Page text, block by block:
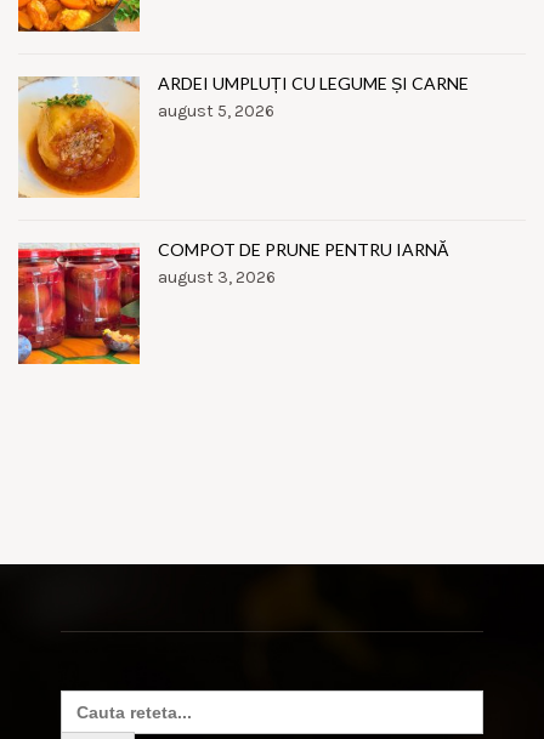
ARDEI UMPLUȚI CU LEGUME ȘI CARNE
august 5, 2026
COMPOT DE PRUNE PENTRU IARNĂ
august 3, 2026
Search
for: